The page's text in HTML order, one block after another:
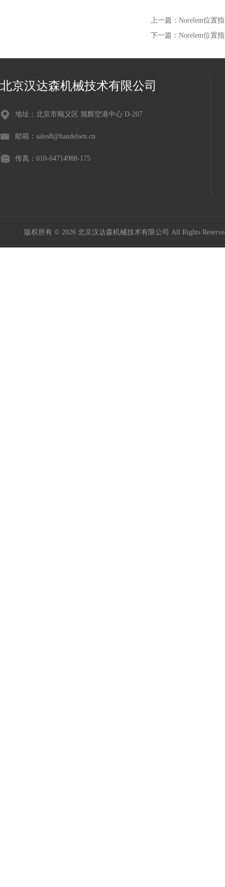
上一篇： Norelem位置
下一篇： Norelem位置
北京汉达森机械技术有限公司
地址：北京市顺义区 旭辉空港中心 D-207
邮箱：sales8@handelsen.cn
传真：010-64714988-175
版权所有 © 2026 北京汉达森机械技术有限公司 All Rights